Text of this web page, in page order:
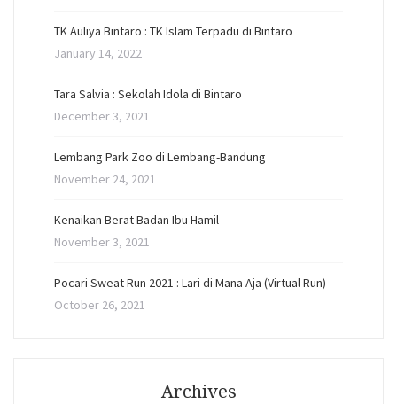
TK Auliya Bintaro : TK Islam Terpadu di Bintaro
January 14, 2022
Tara Salvia : Sekolah Idola di Bintaro
December 3, 2021
Lembang Park Zoo di Lembang-Bandung
November 24, 2021
Kenaikan Berat Badan Ibu Hamil
November 3, 2021
Pocari Sweat Run 2021 : Lari di Mana Aja (Virtual Run)
October 26, 2021
Archives